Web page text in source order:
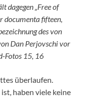
dagegen „Free of
documenta fifteen,
des von
Dan Perjovschi vor
Fotos 15, 16
überlaufen.
haben viele keine